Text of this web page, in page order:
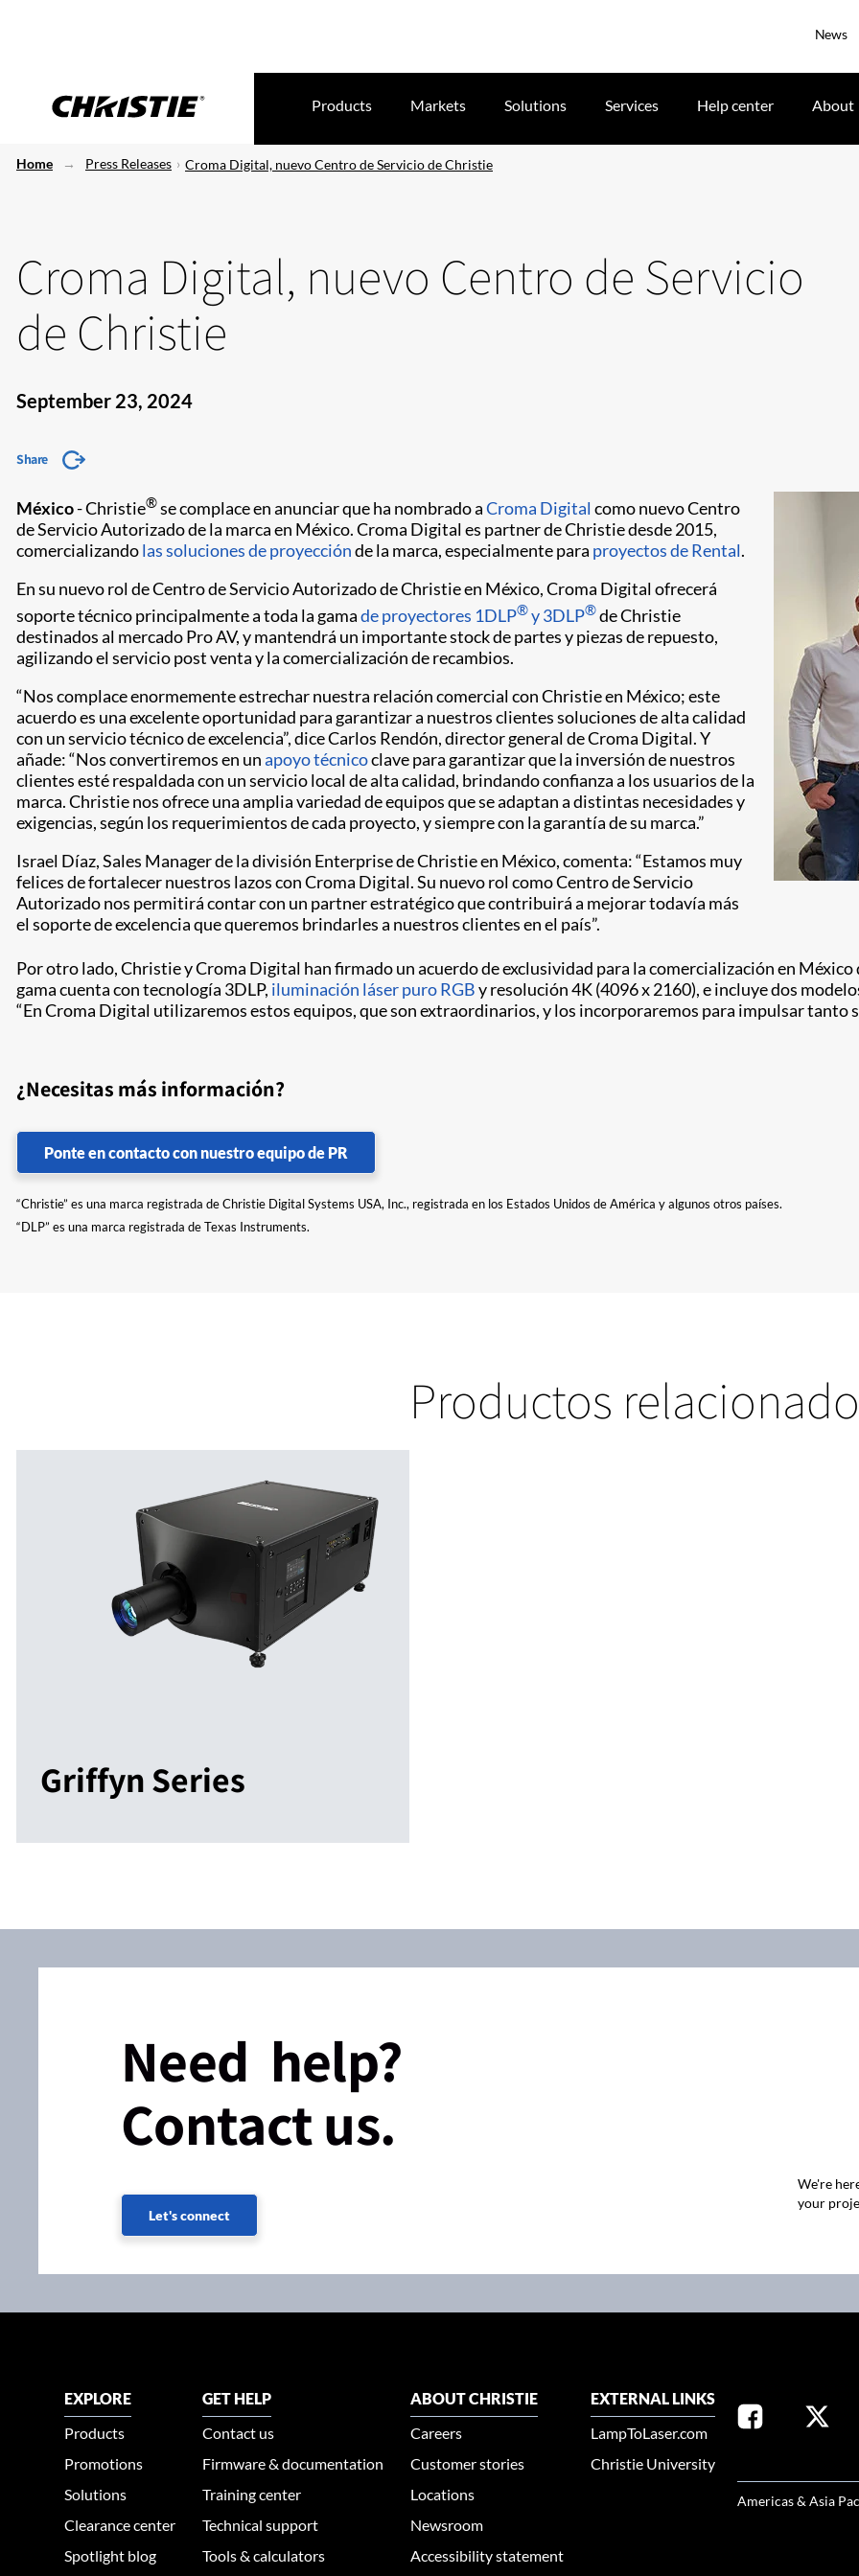
News
Products Markets Solutions Services Help center About
Home Press Releases Croma Digital, nuevo Centro de Servicio de Christie
Croma Digital, nuevo Centro de Servicio
de Christie
September 23, 2024
Share
México- Christie®se complace en anunciar que ha nombrado aCroma Digital como nuevo Centro
de Servicio Autorizado de la marca en México. Croma Digital es partner de Christie desde 2015,
comercializandolas soluciones de proyecciónde la marca, especialmente para proyectos de Rental.
En su nuevo rol de Centro de Servicio Autorizado de Christie en México, Croma Digital ofrecerá
soporte técnico principalmente a toda la gamade proyectores 1DLP®y 3DLP®de Christie
destinados al mercado Pro AV, y mantendrá un importante stock de partes y piezas de repuesto,
agilizando el servicio post venta y la comercialización de recambios.
“Nos complace enormemente estrechar nuestra relación comercial con Christie en México; este
acuerdo es una excelente oportunidad para garantizar a nuestros clientes soluciones de alta calidad
con un servicio técnico de excelencia”, dice Carlos Rendón, director general de Croma Digital. Y
añade: “Nos convertiremos en unapoyo técnicoclave para garantizar que la inversión de nuestros
clientes esté respaldada con un servicio local de alta calidad, brindando confianza a los usuarios de la
marca. Christie nos ofrece una amplia variedad de equipos que se adaptan a distintas necesidades y
exigencias, según los requerimientos de cada proyecto, y siempre con la garantía de su marca.”
Israel Díaz, Sales Manager de la división Enterprise de Christie en México, comenta: “Estamos muy
felices de fortalecer nuestros lazos con Croma Digital. Su nuevo rol como Centro de Servicio
Autorizado nos permitirá contar con un partner estratégico que contribuirá a mejorar todavía más
el soporte de excelencia que queremos brindarles a nuestros clientes en el país”.
Por otro lado, Christie y Croma Digital han firmado un acuerdo de exclusividad para la comercialización en
gama cuenta con tecnología 3DLP, iluminación láser puro RGBy resolución 4K (4096 x 2160), e incluye dos
“En Croma Digital utilizaremos estos equipos, que son extraordinarios, y los incorporaremos para impulsar tanto
¿Necesitas más información?
Ponte en contacto con nuestro equipo de PR
“Christie” es una marca registrada de Christie Digital Systems USA, Inc., registrada en los Estados Unidos de América y algunos otros países.
“DLP” es una marca registrada de Texas Instruments.
Productos
Griffyn Series
Need help?
Contact us.
Let's connect
We're
your
EXPLORE
Products
Promotions
Solutions
Clearance center
Spotlight blog
GET HELP
Contact us
Firmware & documentation
Training center
Technical support
Tools & calculators
ABOUT CHRISTIE
Careers
Customer stories
Locations
Newsroom
Accessibility statement
EXTERNAL LINKS
LampToLaser.com
Christie University
Americas & Asia